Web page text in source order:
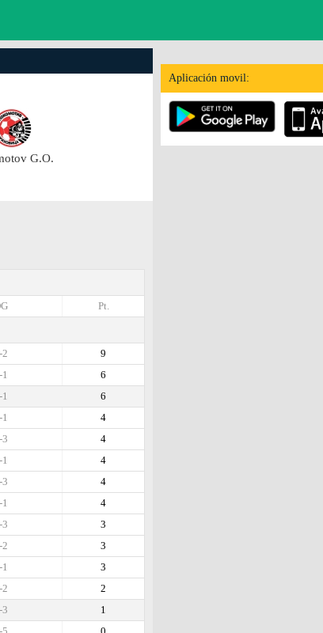
Aplicación movil:
G.O.
Pt.
9
2
6
1
6
1
4
1
4
3
4
1
4
3
4
1
3
3
3
2
3
1
2
2
1
3